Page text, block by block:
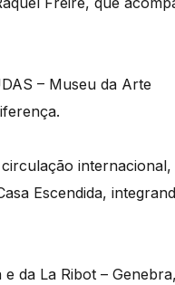
– Museu da Arte
internacional,
Escendida,
da La Ribot –